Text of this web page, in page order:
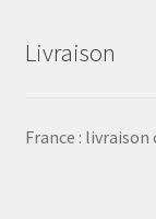
Livraison
France : livraison